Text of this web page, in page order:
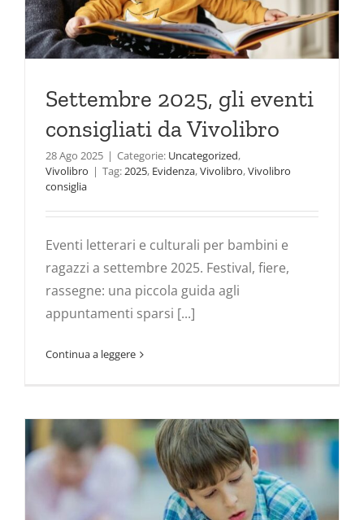
Settembre 2025, gli eventi
consigliati da Vivolibro
28 Ago 2025 | Categorie: Uncategorized,
Vivolibro | Tag:2025, Evidenza,Vivolibro,Vivolibro
consiglia
Eventi letterari e culturali per bambini e
ragazzi a settembre 2025. Festival, fiere,
rassegne: una piccola guida agli
appuntamenti sparsi [...]
Continua a leggere